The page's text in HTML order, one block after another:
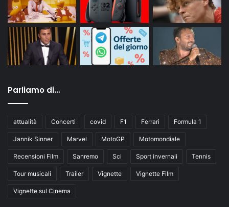
Parliamo di…
attualità Concerti covid F1 Ferrari Formula 1
Jannik Sinner Marvel MotoGP Motomondiale
Recensioni Film Sanremo Sci Sport invernali Tennis
Tour musicali Trailer Vignette Vignette Film
Vignette sul Cinema